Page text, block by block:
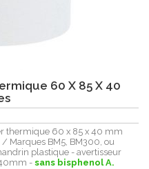
60 X 85 X 40
thermique 60 x 85 x 40 mm
Marques BM5, BM300, ou
plastique - avertisseur
- sans bisphenol A.